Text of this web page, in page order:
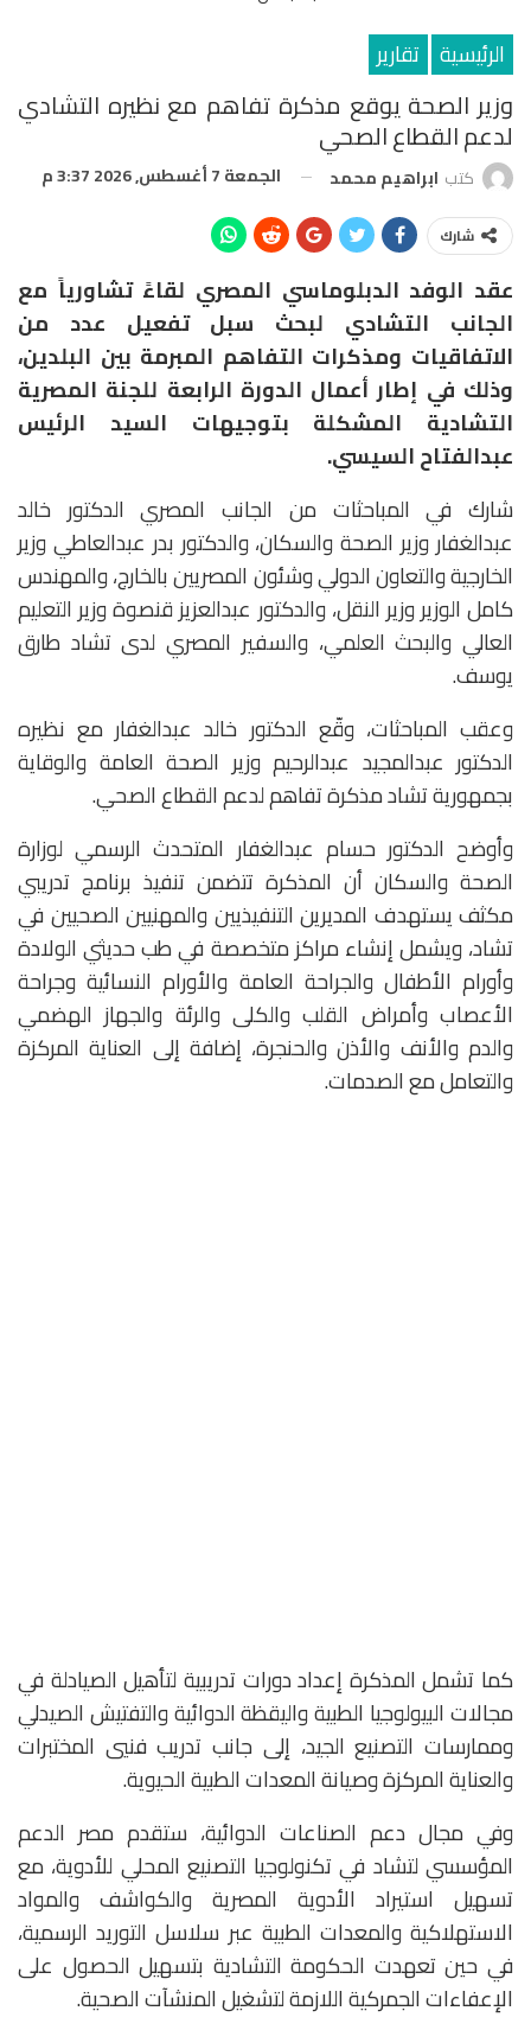
الرئيسية تقارير
وزير الصحة يوقع مذكرة تفاهم مع نظيره التشادي
لدعم القطاع الصحي
كتب ابراهيم محمد الجمعة 7 أغسطس, 2026 3:37 م
شارك
عقد الوفد الدبلوماسي المصري لقاءً تشاورياً مع
الجانب التشادي لبحث سبل تفعيل عدد من
الاتفاقيات ومذكرات التفاهم المبرمة بين البلدين،
وذلك في إطار أعمال الدورة الرابعة للجنة المصرية
التشادية المشكلة بتوجيهات السيد الرئيس
عبدالفتاح السيسي.
شارك في المباحثات من الجانب المصري الدكتور خالد
عبدالغفار وزير الصحة والسكان، والدكتور بدر عبدالعاطي وزير
الخارجية والتعاون الدولي وشئون المصريين بالخارج، والمهندس
كامل الوزير وزير النقل، والدكتور عبدالعزيز قنصوة وزير التعليم
العالي والبحث العلمي، والسفير المصري لدى تشاد طارق
يوسف.
وعقب المباحثات، وقّع الدكتور خالد عبدالغفار مع نظيره
الدكتور عبدالمجيد عبدالرحيم وزير الصحة العامة والوقاية
بجمهورية تشاد مذكرة تفاهم لدعم القطاع الصحي.
وأوضح الدكتور حسام عبدالغفار المتحدث الرسمي لوزارة
الصحة والسكان أن المذكرة تتضمن تنفيذ برنامج تدريبي
مكثف يستهدف المديرين التنفيذيين والمهنيين الصحيين في
تشاد، ويشمل إنشاء مراكز متخصصة في طب حديثي الولادة
وأورام الأطفال والجراحة العامة والأورام النسائية وجراحة
الأعصاب وأمراض القلب والكلى والرئة والجهاز الهضمي
والدم والأنف والأذن والحنجرة، إضافة إلى العناية المركزة
والتعامل مع الصدمات.
كما تشمل المذكرة إعداد دورات تدريبية لتأهيل الصيادلة في
مجالات البيولوجيا الطبية واليقظة الدوائية والتفتيش الصيدلي
وممارسات التصنيع الجيد، إلى جانب تدريب فنيي المختبرات
والعناية المركزة وصيانة المعدات الطبية الحيوية.
وفي مجال دعم الصناعات الدوائية، ستقدم مصر الدعم
المؤسسي لتشاد في تكنولوجيا التصنيع المحلي للأدوية، مع
تسهيل استيراد الأدوية المصرية والكواشف والمواد
الاستهلاكية والمعدات الطبية عبر سلاسل التوريد الرسمية،
في حين تعهدت الحكومة التشادية بتسهيل الحصول على
الإعفاءات الجمركية اللازمة لتشغيل المنشآت الصحية.